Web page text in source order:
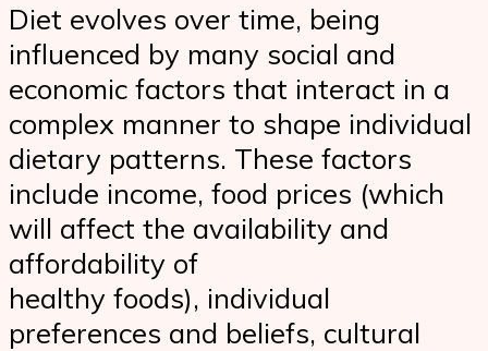
Diet evolves over time, being
influenced by many social and
economic factors that interact in a
complex manner to shape individual
dietary patterns. These factors
include income, food prices (which
will affect the availability and
affordability of
healthy foods), individual
preferences and beliefs, cultural